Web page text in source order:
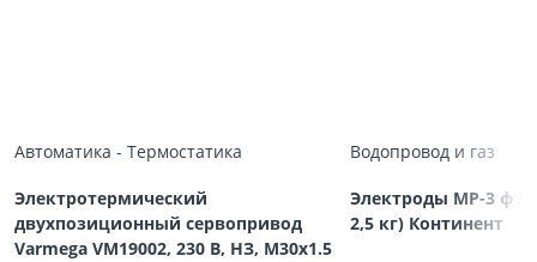
Автоматика - Термостатика
Электротермический
двухпозиционный сервопривод
Varmega VM19002, 230 В, НЗ, M30х1.5
Водопровод и газ
Электроды МР-3 ф
2,5 кг) Континент